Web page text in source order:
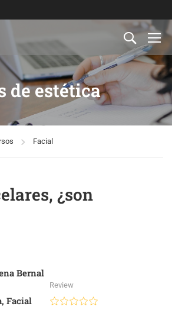
de estética
Facial
¿son
Bernal
, Facial
Review